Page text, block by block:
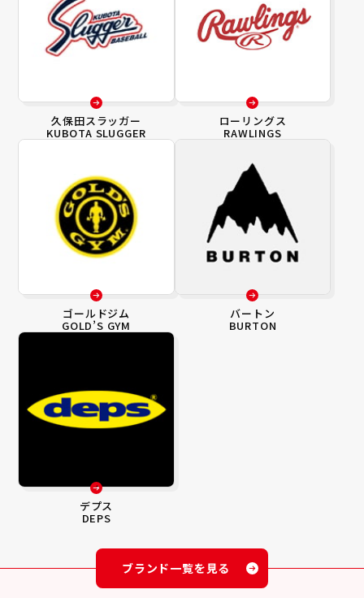
久保田スラッガー
KUBOTA SLUGGER
ローリングス
RAWLINGS
ゴールドジム
GOLD’S GYM
バートン
BURTON
デプス
DEPS
ブランド一覧を見る